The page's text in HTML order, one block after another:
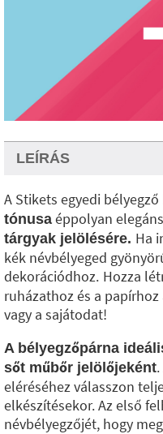
LEÍRÁS
A Stikets egyedi
tónusa éppolyan
tárgyak jelölésére. Ha
kék névbélyeged
dekorációdhoz. Hozza
ruházathoz és a
vagy a sajátodat!
A bélyegzőpárna
sőt műbőr jelölőjeként
eléréséhez válasszon
elkészítésekor. Az első
névbélyegzőjét, hogy